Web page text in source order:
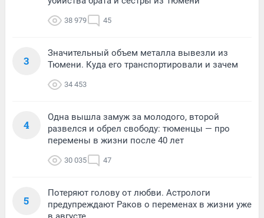
38 979 45
3
Значительный объем металла вывезли из
Тюмени. Куда его транспортировали и зачем
34 453
4
Одна вышла замуж за молодого, второй
развелся и обрел свободу: тюменцы — про
перемены в жизни после 40 лет
30 035 47
5
Потеряют голову от любви. Астрологи
предупреждают Раков о переменах в жизни уже